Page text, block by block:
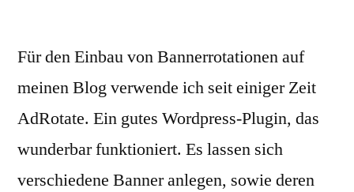
Für den Einbau von Bannerrotationen auf
meinen Blog verwende ich seit einiger Zeit
AdRotate. Ein gutes Wordpress-Plugin, das
wunderbar funktioniert. Es lassen sich
verschiedene Banner anlegen, sowie deren